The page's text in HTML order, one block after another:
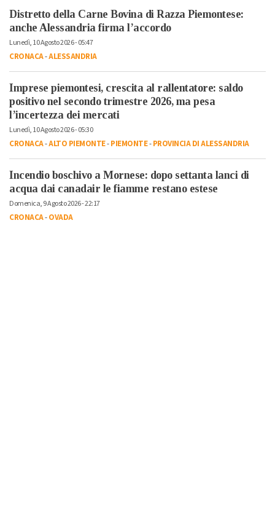
Distretto della Carne Bovina di Razza Piemontese:
anche Alessandria firma l’accordo
Lunedì, 10 Agosto 2026 - 05:47
CRONACA-ALESSANDRIA
Imprese piemontesi, crescita al rallentatore: saldo
positivo nel secondo trimestre 2026, ma pesa
l’incertezza dei mercati
Lunedì, 10 Agosto 2026 - 05:30
CRONACA-ALTO PIEMONTE-PIEMONTE-PROVINCIA DI ALESSANDRIA
Incendio boschivo a Mornese: dopo settanta lanci di
acqua dai canadair le fiamme restano estese
Domenica, 9 Agosto 2026 - 22:17
CRONACA-OVADA